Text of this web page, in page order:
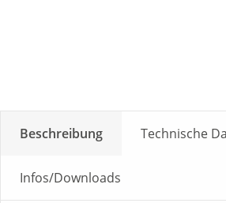
Beschreibung Technische
Infos/Downloads